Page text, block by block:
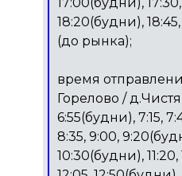
18:20(будни), 18:45,
(до рынка);
время
Горелово /
6:55(будни), 7:15,
8:35, 9:00,
10:30(будни),